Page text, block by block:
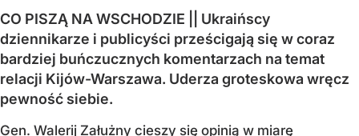
CO PISZĄ NA WSCHODZIE || Ukraińscy
dziennikarze i publicyści prześcigają się w coraz
bardziej buńczucznych komentarzach na temat
relacji Kijów-Warszawa. Uderza groteskowa wręcz
pewność siebie.
Gen. Walerij Załużny cieszy się opinią w miarę